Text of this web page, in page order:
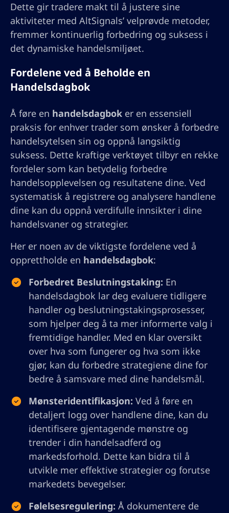
Dette gir tradere makt til å justere sine
aktiviteter med AltSignals’ velprøvde metoder,
fremmer kontinuerlig forbedring og suksess i
det dynamiske handelsmiljøet.
Fordelene ved å Beholde en
Handelsdagbok
Å føre en handelsdagbok er en essensiell
praksis for enhver trader som ønsker å forbedre
handelsytelsen sin og oppnå langsiktig
suksess. Dette kraftige verktøyet tilbyr en rekke
fordeler som kan betydelig forbedre
handelsopplevelsen og resultatene dine. Ved
systematisk å registrere og analysere handlene
dine kan du oppnå verdifulle innsikter i dine
handelsvaner og strategier.
Her er noen av de viktigste fordelene ved å
opprettholde en handelsdagbok:
Forbedret Beslutningstaking: En
handelsdagbok lar deg evaluere tidligere
handler og beslutningstakingsprosesser,
som hjelper deg å ta mer informerte valg i
fremtidige handler. Med en klar oversikt
over hva som fungerer og hva som ikke
gjør, kan du forbedre strategiene dine for
bedre å samsvare med dine handelsmål.
Mønsteridentifikasjon: Ved å føre en
detaljert logg over handlene dine, kan du
identifisere gjentagende mønstre og
trender i din handelsadferd og
markedsforhold. Dette kan bidra til å
utvikle mer effektive strategier og forutse
markedets bevegelser.
Følelsesregulering: Å dokumentere de